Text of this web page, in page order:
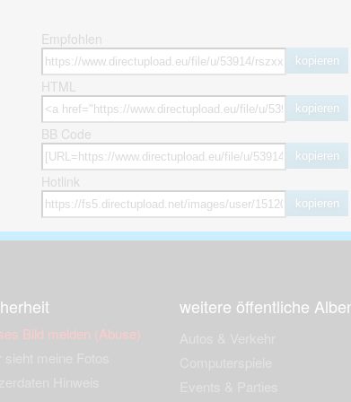
Empfohlen
kopieren
HTML
kopieren
BB Code
kopieren
Hotlink
kopieren
Bild melden (Abuse)
weitere öffentliche